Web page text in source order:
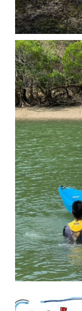
4月に入り、新人教育の為カヤックから落ちた際の救助の実技練習の風景です。 一人前の